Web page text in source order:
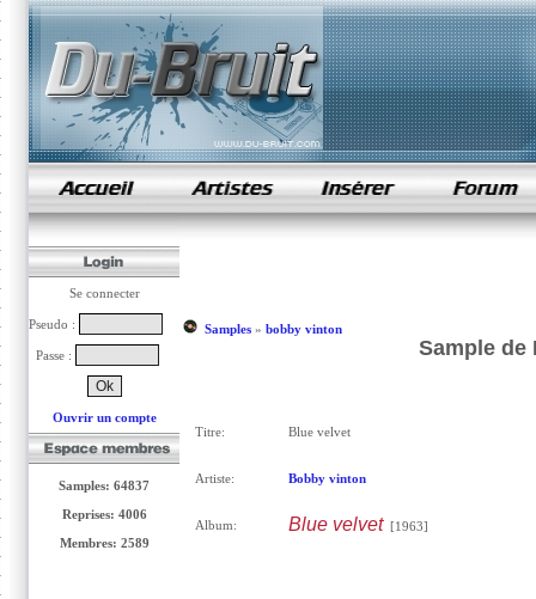
samples de rap
Se connecter
Pseudo :
Passe :
Ouvrir un compte
Samples: 64837
Reprises: 4006
Membres: 2589
Samples» bobby vinton
Sample de
Titre: Blue velvet
Artiste: Bobby vinton
Album: Blue velvet[1963]